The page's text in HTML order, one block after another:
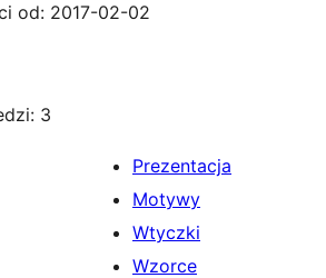
od: 2017-02-02
3
Prezentacja
Motywy
Wtyczki
Wzorce